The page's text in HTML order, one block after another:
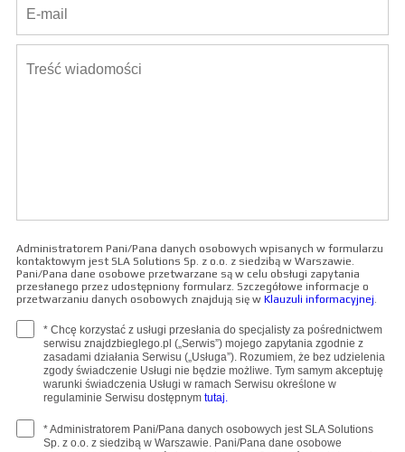
Administratorem Pani/Pana danych osobowych wpisanych w formularzu
kontaktowym jest SLA Solutions Sp. z o.o. z siedzibą w Warszawie.
Pani/Pana dane osobowe przetwarzane są w celu obsługi zapytania
przesłanego przez udostępniony formularz. Szczegółowe informacje o
przetwarzaniu danych osobowych znajdują się w Klauzuli informacyjnej.
* Chcę korzystać z usługi przesłania do specjalisty za pośrednictwem
serwisu znajdzbieglego.pl („Serwis”) mojego zapytania zgodnie z
zasadami działania Serwisu („Usługa”). Rozumiem, że bez udzielenia
zgody świadczenie Usługi nie będzie możliwe. Tym samym akceptuję
warunki świadczenia Usługi w ramach Serwisu określone w
regulaminie Serwisu dostępnym tutaj.
* Administratorem Pani/Pana danych osobowych jest SLA Solutions
Sp. z o.o. z siedzibą w Warszawie. Pani/Pana dane osobowe